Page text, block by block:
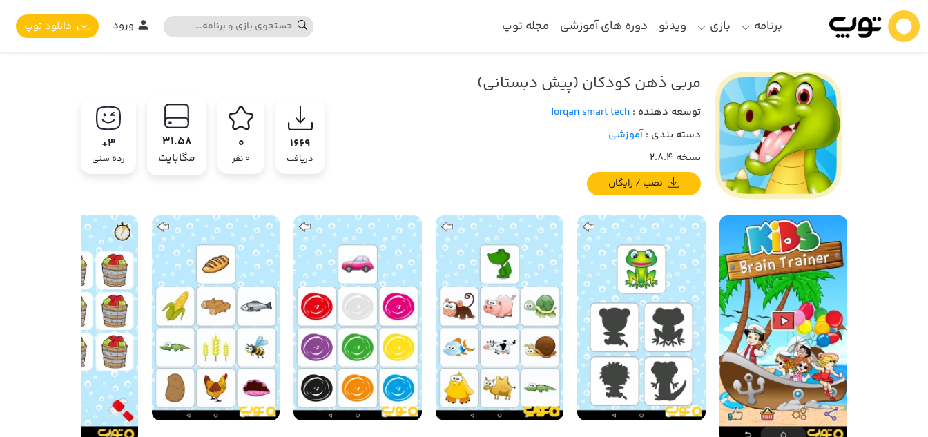
برنامه بازی ویدئو دوره های آموزشی مجله توپ دانلود توپ
مربی ذهن کودکان (پیش دبستانی)
توسعه دهنده : forqan smart tech
دسته بندی :آموزشی
نسخه 2.8.4
1669
دریافت
0
0 نفر
31.58
مگابایت
3+
رده سنی